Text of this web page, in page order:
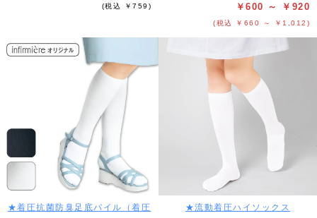
(税込 ￥759) ￥600 ～ ￥920
(税込 ￥660 ～ ￥1,012)
★着圧抗菌防臭足底パイル（着圧
★流動着圧ハイソックス